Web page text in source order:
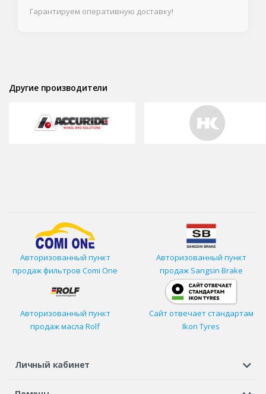
Гарантируем оперативную доставку!
Другие производители
Авторизованный пункт
продаж фильтров Comi One
Авторизованный пункт
продаж Sangsin Brake
Авторизованный пункт
продаж масла Rolf
Сайт отвечает стандартам
Ikon Tyres
Личный кабинет
Регистрация или вход